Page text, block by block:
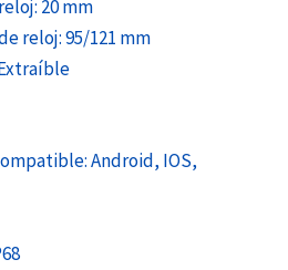
20 mm
reloj: 95/121 mm
Android, IOS,